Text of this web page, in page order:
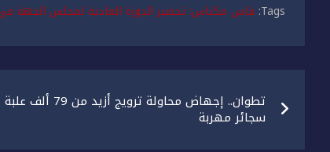
Tags: فاس مكناس: تحضير الدورة العادية لمجلس الجهة
تصفّح
المقالات تطوان.. إجهاض محاولة ترويج أزيد من 79 ألف علبة
سجائر مهربة